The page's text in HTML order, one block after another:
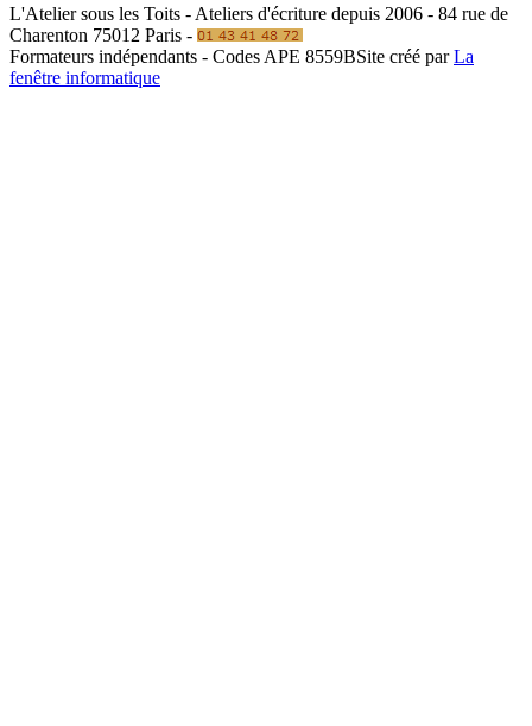
L'Atelier sous les Toits - Ateliers d'écriture depuis 2006 - 84 rue de
Charenton 75012 Paris -
Formateurs indépendants - Codes APE 8559BSite créé parLa
fenêtre informatique